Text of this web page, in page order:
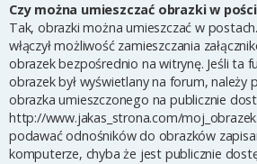
Czy można umieszczać obrazki w
Tak, obrazki można umieszczać w
włączył możliwość zamieszczania
obrazek bezpośrednio na witrynę. Jeśli ta
obrazek był wyświetlany na forum, należy
obrazka umieszczonego na publicznie
http://www.jakas_strona.com/
podawać odnośników do obrazków
komputerze, chyba że jest publicznie